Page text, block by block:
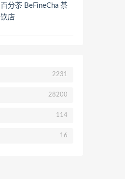
百分茶 BeFineCha 茶
饮店
2231
28200
114
16